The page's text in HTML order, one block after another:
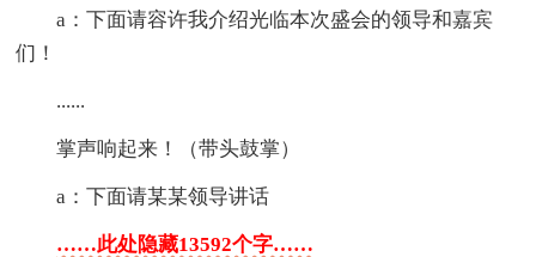
a：下面请容许我介绍光临本次盛会的领导和嘉宾
们！
......
掌声响起来！（带头鼓掌）
a：下面请某某领导讲话
……此处隐藏13592个字……